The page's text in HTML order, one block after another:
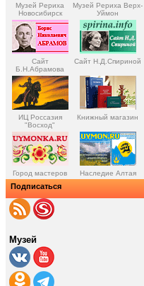
Музей Рериха
Новосибирск
Музей Рериха Верх-
Уймон
Сайт
Б.Н.Абрамова
Сайт Н.Д.Спириной
ИЦ Россазия
"Восход"
Книжный магазин
Город мастеров Наследие Алтая
Подписаться
Музей